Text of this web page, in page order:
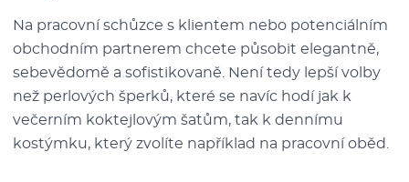
Na pracovní schůzce s klientem nebo potenciálním
obchodním partnerem chcete působit elegantně,
sebevědomě a sofistikovaně. Není tedy lepší volby
než perlových šperků, které se navíc hodí jak k
večerním koktejlovým šatům, tak k dennímu
kostýmku, který zvolíte například na pracovní oběd.